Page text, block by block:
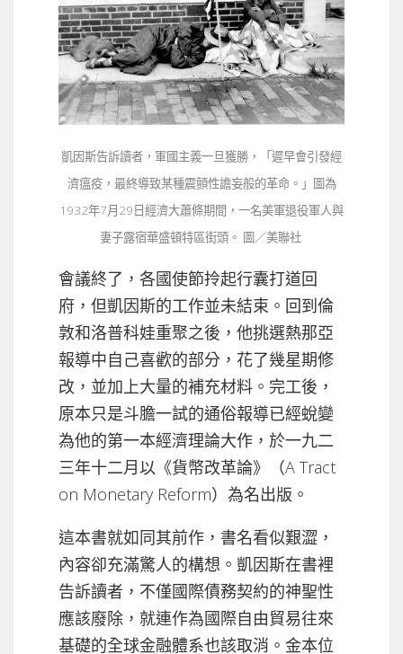
凱因斯告訴讀者，軍國主義一旦獲勝，「遲早會引發經
濟瘟疫，最終導致某種震顫性譫妄般的革命。」圖為
1932年7月29日經濟大蕭條期間，一名美軍退役軍人與
妻子露宿華盛頓特區街頭。 圖／美聯社
會議終了，各國使節拎起行囊打道回
府，但凱因斯的工作並未結束。回到倫
敦和洛普科娃重聚之後，他挑選熱那亞
報導中自己喜歡的部分，花了幾星期修
改，並加上大量的補充材料。完工後，
原本只是斗膽一試的通俗報導已經蛻變
為他的第一本經濟理論大作，於一九二
三年十二月以《貨幣改革論》（A Tract
on Monetary Reform）為名出版。
這本書就如同其前作，書名看似艱澀，
內容卻充滿驚人的構想。凱因斯在書裡
告訴讀者，不僅國際債務契約的神聖性
應該廢除，就連作為國際自由貿易往來
基礎的全球金融體系也該取消。金本位